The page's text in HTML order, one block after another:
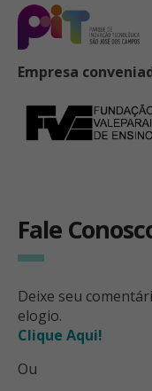
Empresa
Fale
Deixe seu
elogio.
Clique Aqui!
Ou